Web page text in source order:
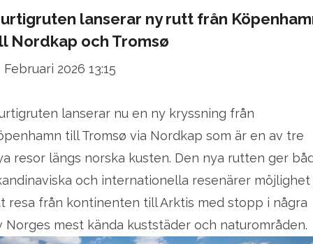
lanserar ny rutt från
Nordkap och Tromsø
Februari 2026 13:15
lanserar nu en ny kryssning från
till Tromsø via Nordkap som är en av tre
resor längs norska kusten. Den nya rutten ger
och internationella resenärer möjlighet
resa från kontinenten till Arktis med stopp i några
Norges mest kända kuststäder och naturområden.